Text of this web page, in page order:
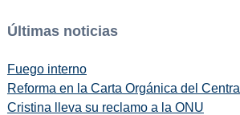
Últimas noticias
Fuego interno
Reforma en la Carta Orgánica del Central
Cristina lleva su reclamo a la ONU